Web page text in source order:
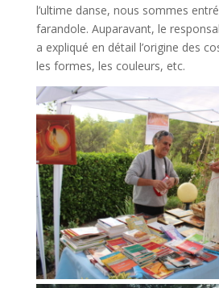
l’ultime danse, nous sommes
farandole. Auparavant, le
a expliqué en détail l’origine des
les formes, les couleurs, etc.